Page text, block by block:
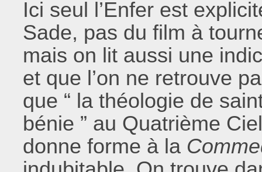
Ici seul l’Enfer est
Sade, pas du film à
mais on lit aussi une
et que l’on ne retrouve
que “ la théologie de
bénie ” au Quatrième
donne forme à la